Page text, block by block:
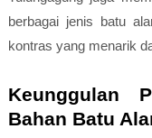
berbagai jenis batu
kontras yang menarik
Keunggulan
Bahan Batu